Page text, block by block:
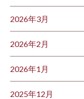
2026年3月
2026年2月
2026年1月
2025年12月